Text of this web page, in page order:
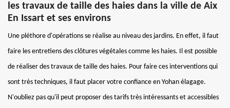
les travaux de taille des haies dans la ville de Aix
En Issart et ses environs
Une pléthore d'opérations se réalise au niveau des jardins. En effet, il faut
faire les entretiens des clôtures végétales comme les haies. Il est possible
de réaliser des travaux de taille des haies. Pour faire ces interventions qui
sont très techniques, il faut placer votre confiance en Yohan élagage.
N'oubliez pas qu'il peut proposer des tarifs très intéressants et accessibles